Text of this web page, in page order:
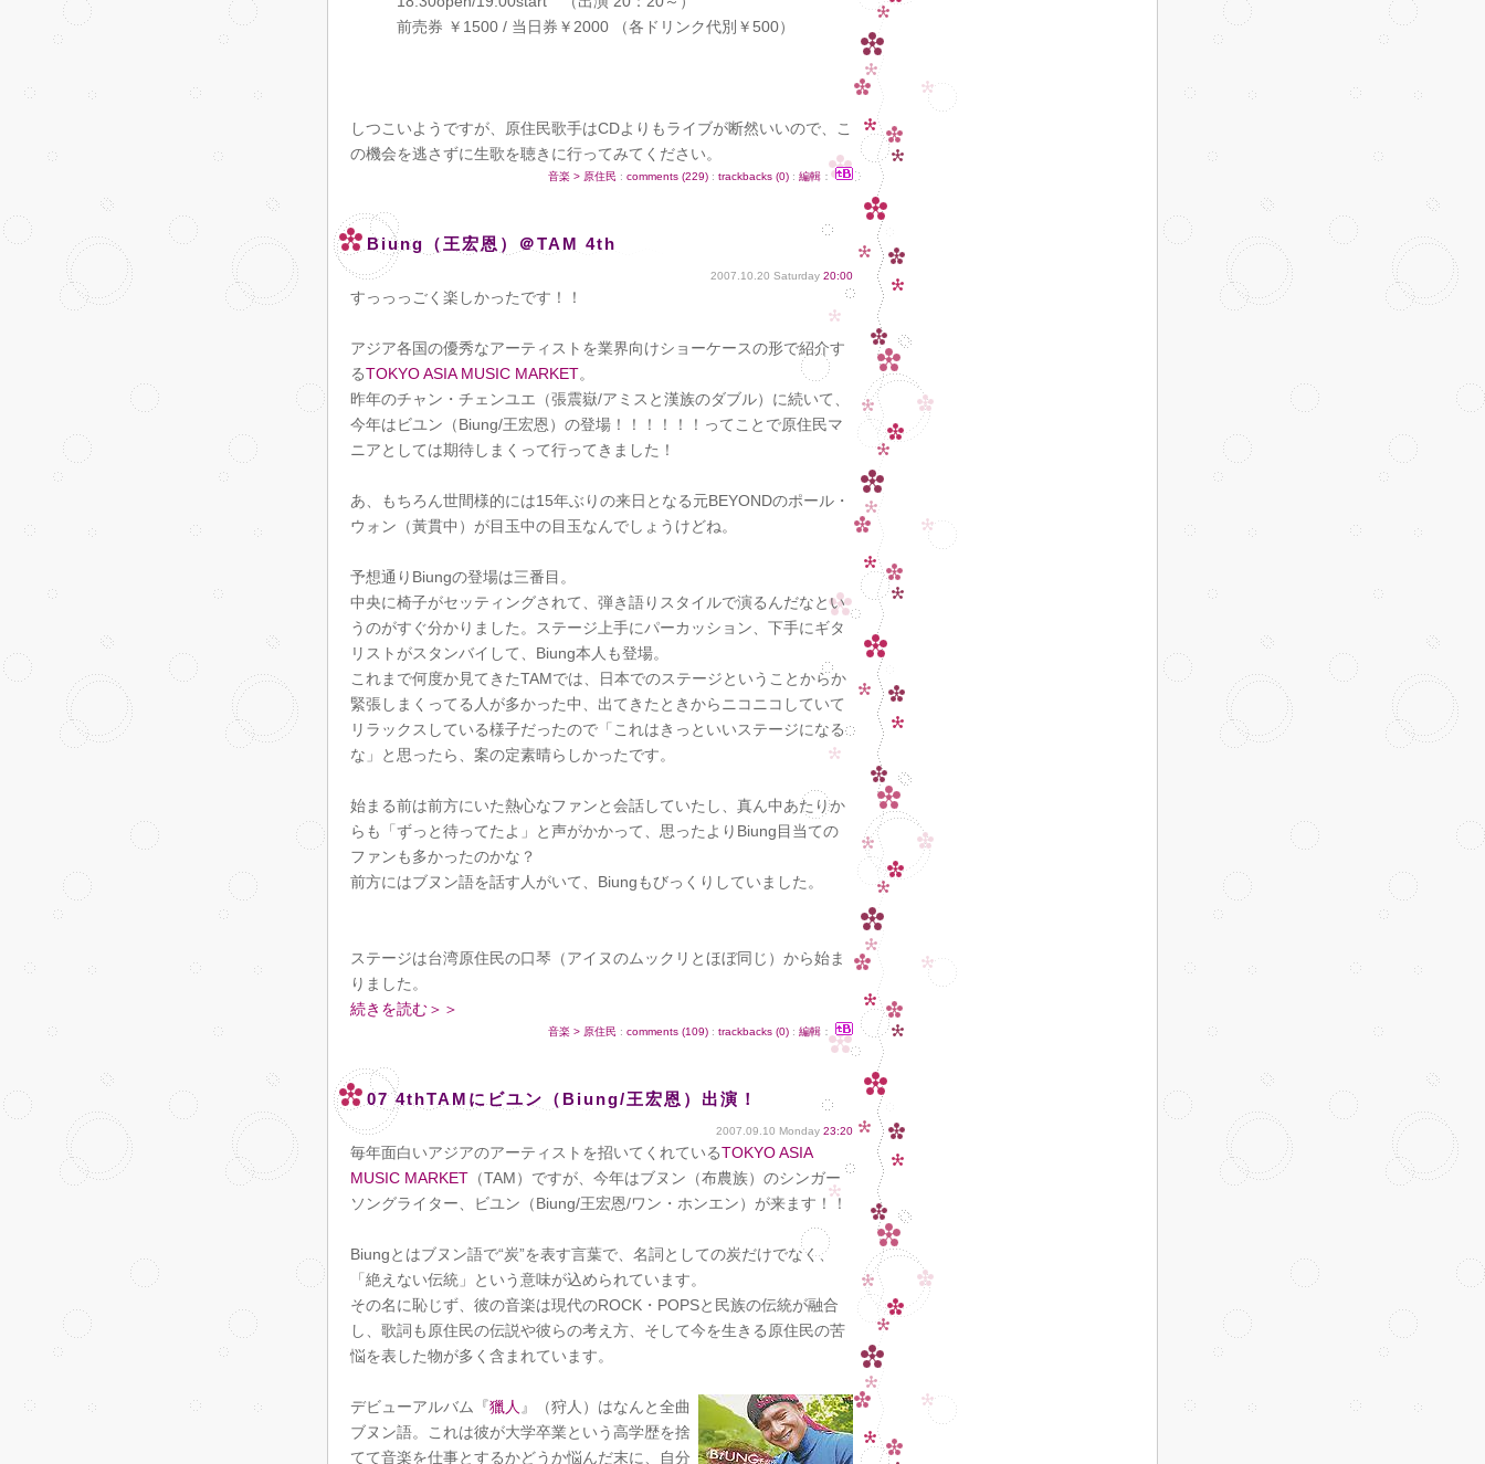
前売券 ￥1500 / 当日券￥2000 （各ドリンク代別￥500）
しつこいようですが、原住民歌手はCDよりもライブが断然いいので、こ
の機会を逃さずに生歌を聴きに行ってみてください。
音楽 > 原住民 : comments (229) : trackbacks (0) : 編輯 ：
Biung（王宏恩）＠TAM 4th
2007.10.20 Saturday 20:00
すっっっごく楽しかったです！！
アジア各国の優秀なアーティストを業界向けショーケースの形で紹介す
るTOKYO ASIA MUSIC MARKET。
昨年のチャン・チェンユエ（張震嶽/アミスと漢族のダブル）に続いて、
今年はビユン（Biung/王宏恩）の登場！！！！！！ってことで原住民マ
ニアとしては期待しまくって行ってきました！
あ、もちろん世間様的には15年ぶりの来日となる元BEYONDのポール・
ウォン（黃貫中）が目玉中の目玉なんでしょうけどね。
予想通りBiungの登場は三番目。
中央に椅子がセッティングされて、弾き語りスタイルで演るんだなとい
うのがすぐ分かりました。ステージ上手にパーカッション、下手にギタ
リストがスタンバイして、Biung本人も登場。
これまで何度か見てきたTAMでは、日本でのステージということからか
緊張しまくってる人が多かった中、出てきたときからニコニコしていて
リラックスしている様子だったので「これはきっといいステージになる
な」と思ったら、案の定素晴らしかったです。
始まる前は前方にいた熱心なファンと会話していたし、真ん中あたりか
らも「ずっと待ってたよ」と声がかかって、思ったよりBiung目当ての
ファンも多かったのかな？
前方にはブヌン語を話す人がいて、Biungもびっくりしていました。
ステージは台湾原住民の口琴（アイヌのムックリとほぼ同じ）から始ま
りました。
続きを読む＞＞
音楽 > 原住民 : comments (109) : trackbacks (0) : 編輯 ：
07 4thTAMにビユン（Biung/王宏恩）出演！
2007.09.10 Monday 23:20
毎年面白いアジアのアーティストを招いてくれているTOKYO ASIA
MUSIC MARKET （TAM）ですが、今年はブヌン（布農族）のシンガー
ソングライター、ビユン（Biung/王宏恩/ワン・ホンエン）が来ます！！
Biungとはブヌン語で“炭”を表す言葉で、名詞としての炭だけでなく、
「絶えない伝統」という意味が込められています。
その名に恥じず、彼の音楽は現代のROCK・POPSと民族の伝統が融合
し、歌詞も原住民の伝説や彼らの考え方、そして今を生きる原住民の苦
悩を表した物が多く含まれています。
デビューアルバム『獵人 』（狩人）はなんと全曲
ブヌン語。これは彼が大学卒業という高学歴を捨
てて音楽を仕事とするかどうか悩んだ末に、自分